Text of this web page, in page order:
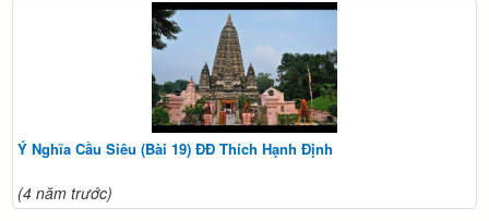
Ý Nghĩa Cầu Siêu (Bài 19) ĐĐ Thích Hạnh Định
(4 năm trước)